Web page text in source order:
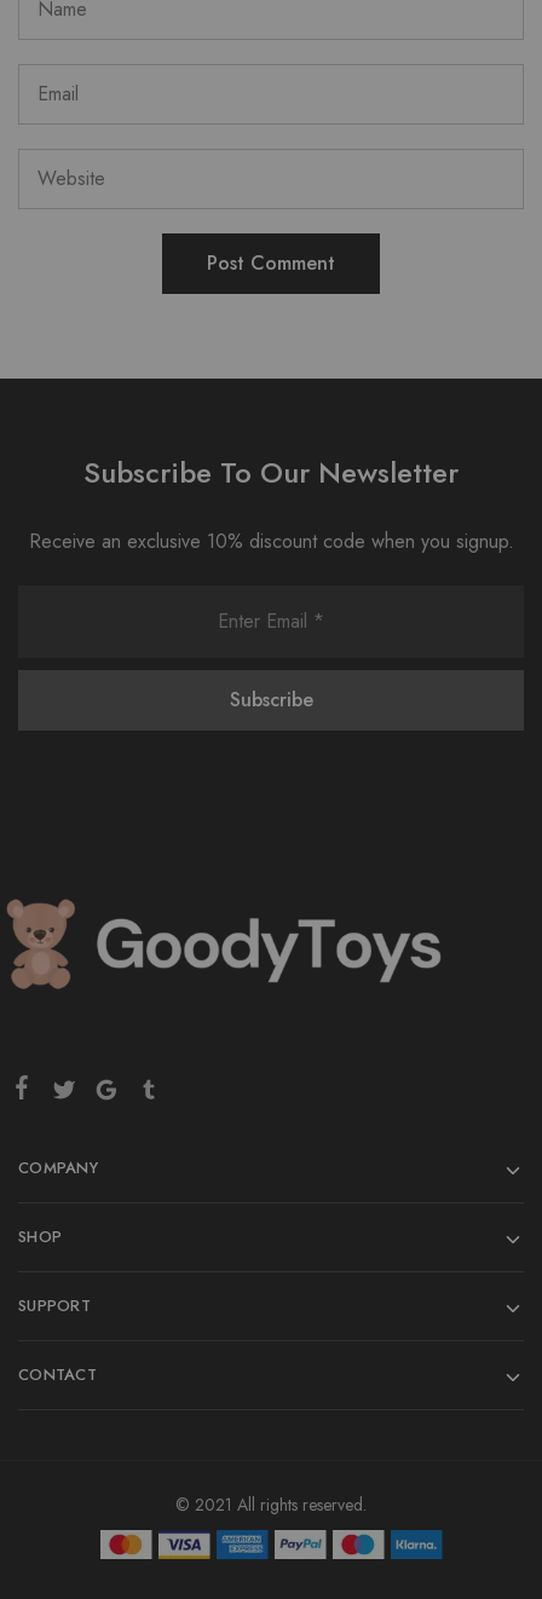
Subscribe To Our Newsletter
Receive an exclusive 10% discount code when you signup.
COMPANY
SHOP
SUPPORT
CONTACT
© 2021 All rights reserved.